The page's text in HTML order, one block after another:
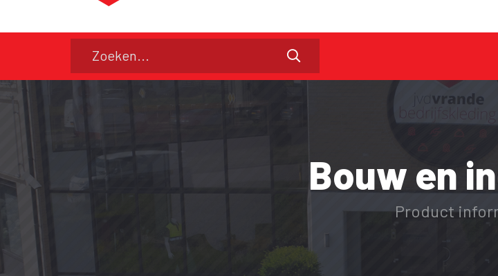
Bouw en
Product